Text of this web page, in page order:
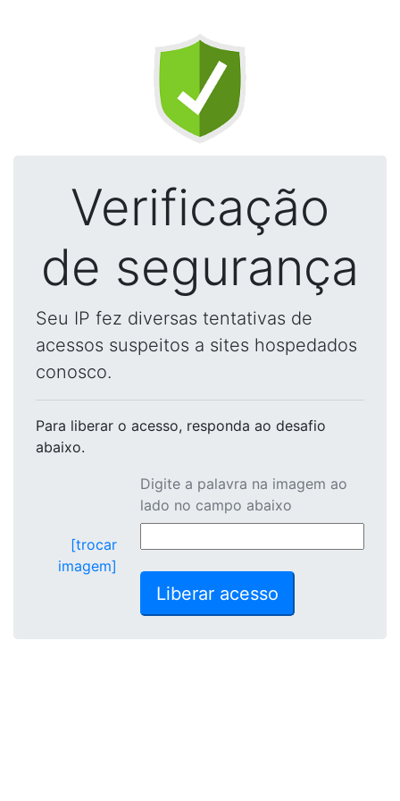
Verificação
de segurança
Seu IP fez diversas tentativas de
acessos suspeitos a sites hospedados
conosco.
Para liberar o acesso, responda ao desafio
abaixo.
[trocar
imagem]
Digite a palavra na imagem ao
lado no campo abaixo